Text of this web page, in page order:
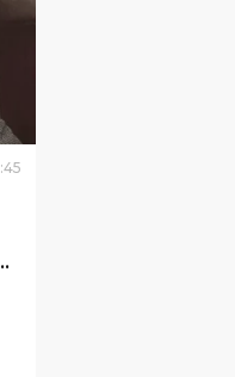
:45